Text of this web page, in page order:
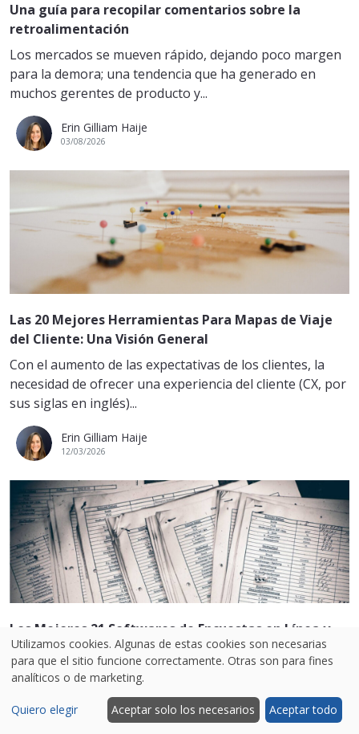
Una guía para recopilar comentarios sobre la
retroalimentación
Los mercados se mueven rápido, dejando poco margen
para la demora; una tendencia que ha generado en
muchos gerentes de producto y...
Erin Gilliam Haije
03/08/2026
Las 20 Mejores Herramientas Para Mapas de Viaje
del Cliente: Una Visión General
Con el aumento de las expectativas de los clientes, la
necesidad de ofrecer una experiencia del cliente (CX, por
sus siglas en inglés)...
Erin Gilliam Haije
12/03/2026
Los Mejores 21 Softwares de Encuestas en Línea y
Cuestionarios
Los primeros softwares de encuestas en línea y
herramientas de cuestionarios inicialmente aparecieron
a finales de los 90’s. Estás eran...
Utilizamos cookies. Algunas de estas cookies son necesarias
para que el sitio funcione correctamente. Otras son para fines
analíticos o de marketing.
Quiero elegir Aceptar solo los necesarios Aceptar todo